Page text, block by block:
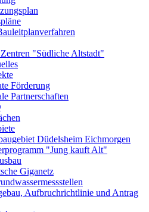
"Südliche Altstadt"
Förderung
Partnerschaften
Düdelsheim Eichmorgen
"Jung kauft Alt"
Giganetz
Aufbruchrichtlinie und Antrag